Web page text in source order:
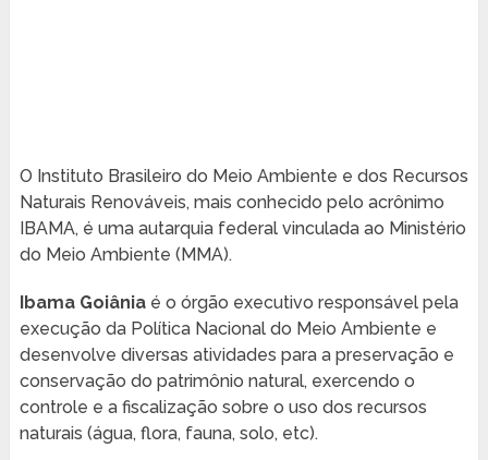
O Instituto Brasileiro do Meio Ambiente e dos Recursos
Naturais Renováveis, mais conhecido pelo acrônimo
IBAMA, é uma autarquia federal vinculada ao Ministério
do Meio Ambiente (MMA).
Ibama Goiâniaé o órgão executivo responsável pela
execução da Política Nacional do Meio Ambiente e
desenvolve diversas atividades para a preservação e
conservação do patrimônio natural, exercendo o
controle e a fiscalização sobre o uso dos recursos
naturais (água, flora, fauna, solo, etc).